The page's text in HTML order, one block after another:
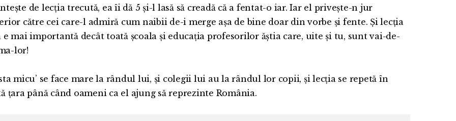
de lecția trecută, ea îi dă 5 și-l lasă să creadă că a fentat-o iar. Iar el privește-n jur
către cei care-l admiră cum naibii de-i merge așa de bine doar din vorbe și fente. Și lecția
e mai importantă decât toată școala și educația profesorilor ăștia care, uite și tu, sunt vai-de-
lor!
micu’ se face mare la rândul lui, și colegii lui au la rândul lor copii, și lecția se repetă în
țara până când oameni ca el ajung să reprezinte România.